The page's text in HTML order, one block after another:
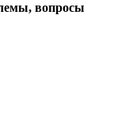
вопросы